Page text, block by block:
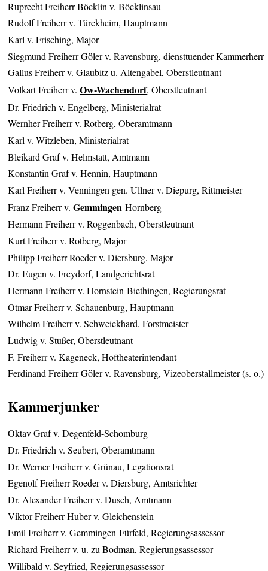
Ruprecht Freiherr Böcklin v. Böcklinsau
Rudolf Freiherr v. Türckheim, Hauptmann
Karl v. Frisching, Major
Siegmund Freiherr Göler v. Ravensburg, diensttuender Kammerherr
Gallus Freiherr v. Glaubitz u. Altengabel, Oberstleutnant
Volkart Freiherr v.Ow-Wachendorf, Oberstleutnant
Dr. Friedrich v. Engelberg, Ministerialrat
Wernher Freiherr v. Rotberg, Oberamtmann
Karl v. Witzleben, Ministerialrat
Bleikard Graf v. Helmstatt, Amtmann
Konstantin Graf v. Hennin, Hauptmann
Karl Freiherr v. Venningen gen. Ullner v. Diepurg, Rittmeister
Franz Freiherr v.Gemmingen-Hornberg
Hermann Freiherr v. Roggenbach, Oberstleutnant
Kurt Freiherr v. Rotberg, Major
Philipp Freiherr Roeder v. Diersburg, Major
Dr. Eugen v. Freydorf, Landgerichtsrat
Hermann Freiherr v. Hornstein-Biethingen, Regierungsrat
Otmar Freiherr v. Schauenburg, Hauptmann
Wilhelm Freiherr v. Schweickhard, Forstmeister
Ludwig v. Stußer, Oberstleutnant
F. Freiherr v. Kageneck, Hoftheaterintendant
Ferdinand Freiherr Göler v. Ravensburg, Vizeoberstallmeister (s. o.)
Kammerjunker
Oktav Graf v. Degenfeld-Schomburg
Dr. Friedrich v. Seubert, Oberamtmann
Dr. Werner Freiherr v. Grünau, Legationsrat
Egenolf Freiherr Roeder v. Diersburg, Amtsrichter
Dr. Alexander Freiherr v. Dusch, Amtmann
Viktor Freiherr Huber v. Gleichenstein
Emil Freiherr v. Gemmingen-Fürfeld, Regierungsassessor
Richard Freiherr v. u. zu Bodman, Regierungsassessor
Willibald v. Seyfried, Regierungsassessor